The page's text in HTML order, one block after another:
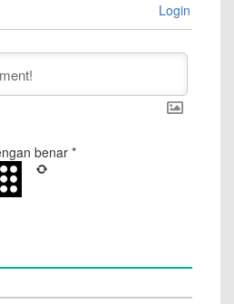
Login
benar *